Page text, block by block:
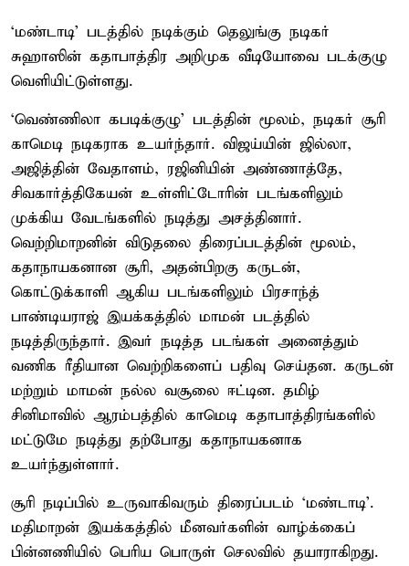
‘மண்டாடி’ படத்தில் நடிக்கும் தெலுங்கு நடிகர்
சுஹாஸின் கதாபாத்திர அறிமுக வீடியோவை படக்குழு
வெளியிட்டுள்ளது.
‘வெண்ணிலா கபடிக்குழு’ படத்தின் மூலம், நடிகர் சூரி
காமெடி நடிகராக உயர்ந்தார். விஜய்யின் ஜில்லா,
அஜித்தின் வேதாளம், ரஜினியின் அண்ணாத்தே,
சிவகார்த்திகேயன் உள்ளிட்டோரின் படங்களிலும்
முக்கிய வேடங்களில் நடித்து அசத்தினார்.
வெற்றிமாறனின் விடுதலை திரைப்படத்தின் மூலம்,
கதாநாயகனான சூரி, அதன்பிறகு கருடன்,
கொட்டுக்காளி ஆகிய படங்களிலும் பிரசாந்த்
பாண்டியராஜ் இயக்கத்தில் மாமன் படத்தில்
நடித்திருந்தார். இவர் நடித்த படங்கள் அனைத்தும்
வணிக ரீதியான வெற்றிகளைப் பதிவு செய்தன. கருடன்
மற்றும் மாமன் நல்ல வசூலை ஈட்டின. தமிழ்
சினிமாவில் ஆரம்பத்தில் காமெடி கதாபாத்திரங்களில்
மட்டுமே நடித்து தற்போது கதாநாயகனாக
உயர்ந்துள்ளார்.
சூரி நடிப்பில் உருவாகிவரும் திரைப்படம் ‘மண்டாடி’.
மதிமாறன் இயக்கத்தில் மீனவர்களின் வாழ்க்கைப்
பின்னணியில் பெரிய பொருள் செலவில் தயாராகிறது.